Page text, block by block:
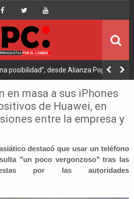
posibilidad”, desde Alianza Popular
asista a reunión convocada por
en masa a sus iPhones
de Huawei, en
entre la empresa y
destacó que usar un teléfono
"un poco vergonzoso" tras las
por las autoridades